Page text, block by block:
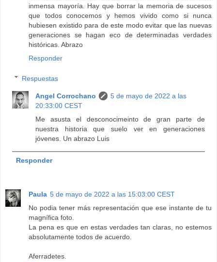
inmensa mayoría. Hay que borrar la memoria de sucesos
que todos conocemos y hemos vivido como si nunca
hubiesen existido para de este modo evitar que las nuevas
generaciones se hagan eco de determinadas verdades
históricas. Abrazo
Responder
Respuestas
Angel Corrochano
5 de mayo de 2022 a las
20:33:00 CEST
Me asusta el desconocimeinto de gran parte de
nuestra historia que suelo ver en generaciones
jóvenes. Un abrazo Luis
Responder
Paula 5 de mayo de 2022 a las 15:03:00 CEST
No podia tener más representación que ese instante de tu
magnífica foto.
La pena es que en estas verdades tan claras, no estemos
absolutamente todos de acuerdo.
Aferradetes.